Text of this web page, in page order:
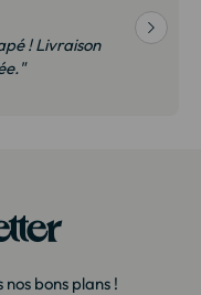
! Livraison
bons plans !